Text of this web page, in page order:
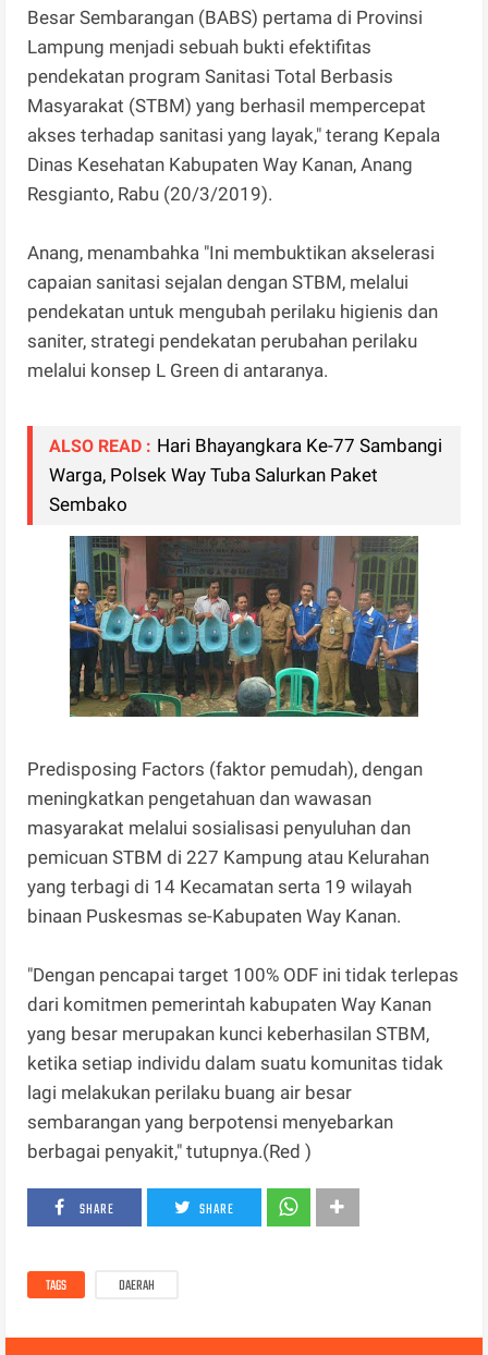
Besar Sembarangan (BABS) pertama di Provinsi
Lampung menjadi sebuah bukti efektifitas
pendekatan program Sanitasi Total Berbasis
Masyarakat (STBM) yang berhasil mempercepat
akses terhadap sanitasi yang layak," terang Kepala
Dinas Kesehatan Kabupaten Way Kanan, Anang
Resgianto, Rabu (20/3/2019).
Anang, menambahka "Ini membuktikan akselerasi
capaian sanitasi sejalan dengan STBM, melalui
pendekatan untuk mengubah perilaku higienis dan
saniter, strategi pendekatan perubahan perilaku
melalui konsep L Green di antaranya.
ALSO READ : Hari Bhayangkara Ke-77 Sambangi
Warga, Polsek Way Tuba Salurkan Paket
Sembako
Predisposing Factors (faktor pemudah), dengan
meningkatkan pengetahuan dan wawasan
masyarakat melalui sosialisasi penyuluhan dan
pemicuan STBM di 227 Kampung atau Kelurahan
yang terbagi di 14 Kecamatan serta 19 wilayah
binaan Puskesmas se-Kabupaten Way Kanan.
"Dengan pencapai target 100% ODF ini tidak terlepas
dari komitmen pemerintah kabupaten Way Kanan
yang besar merupakan kunci keberhasilan STBM,
ketika setiap individu dalam suatu komunitas tidak
lagi melakukan perilaku buang air besar
sembarangan yang berpotensi menyebarkan
berbagai penyakit," tutupnya.(Red )
SHARE SHARE
TAGS DAERAH